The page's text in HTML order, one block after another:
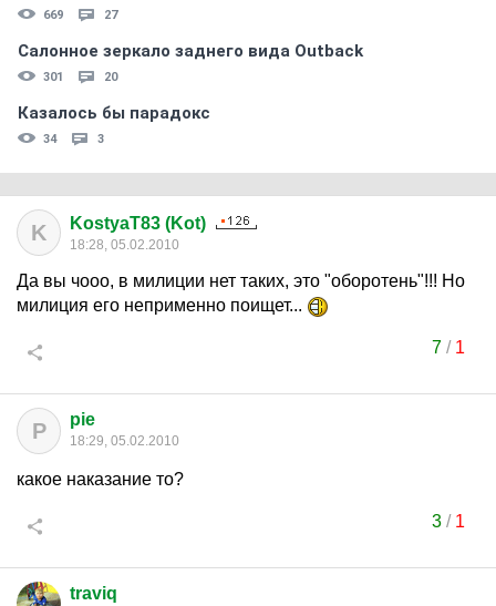
669 27
Салонное зеркало заднего вида Outback
301 20
Казалось бы парадокс
34 3
K KostyaT83 (Kot)
18:28, 05.02.2010
Да вы чооо, в милиции нет таких, это "оборотень"!!! Но
милиция его неприменно поищет...
7/ 1
P pie
18:29, 05.02.2010
какое наказание то?
3/ 1
traviq